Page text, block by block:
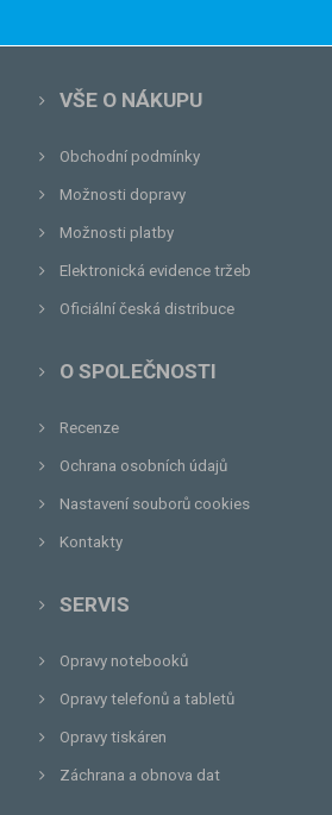
VŠE O NÁKUPU
Obchodní podmínky
Možnosti dopravy
Možnosti platby
Elektronická evidence tržeb
Oficiální česká distribuce
O SPOLEČNOSTI
Recenze
Ochrana osobních údajů
Nastavení souborů cookies
Kontakty
SERVIS
Opravy notebooků
Opravy telefonů a tabletů
Opravy tiskáren
Záchrana a obnova dat